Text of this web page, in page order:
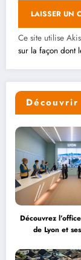
Ce site utilise
sur la façon dont
Découvrir
Découvrez
de Lyon et